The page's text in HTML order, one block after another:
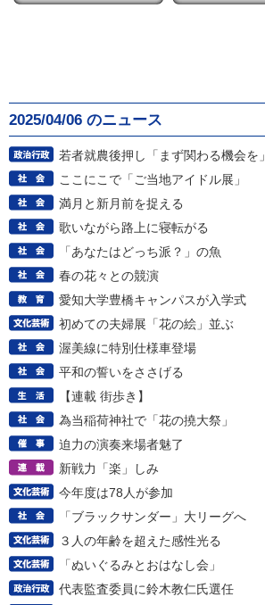
2025/04/06 のニュース
若者就農後押し「まず関わる機会を」
ここにこで「ご当地アイドル展」
満月と新月前を捉える
歌いながら路上に寝転がる
「あなたはどっち派？」の魚
春の花々との競演
愛知大学豊橋キャンパスが入学式
初めての夫婦展「花の絵」並ぶ
渥美線に特別仕様車登場
平和の誓いをささげる
【連載 街歩き】
為当稲荷神社で「花の撓大祭」
迫力の演奏来場者魅了
新戦力「楽」しみ
今年度は78人が参加
「ブラックサンダー」大リーグへ
３人の年齢を超えた感性光る
「ぬいぐるみとおはなし会」
代表監査委員に鈴木教仁氏選任